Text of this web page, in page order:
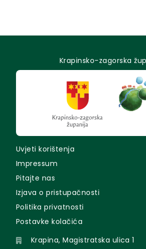
Krapinsko-zagorska
Uvjeti korištenja
Impressum
Pitajte nas
Izjava o pristupačnosti
Politika privatnosti
Postavke kolačića
Krapina, Magistratska ulica 1